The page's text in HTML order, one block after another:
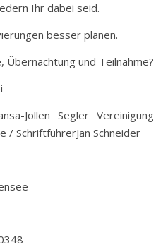
Ihr dabei seid.
besser planen.
und Teilnahme?
Jollen Segler Vereinigung
/ SchriftführerJan Schneider